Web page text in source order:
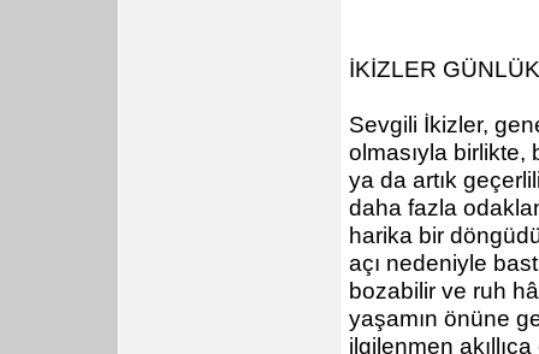
İKİZLER
Sevgili İkizler,
olmasıyla birlikte,
ya da artık
daha fazla
harika bir
açı nedeniyle
bozabilir ve ruh
yaşamın önüne
ilgilenmen